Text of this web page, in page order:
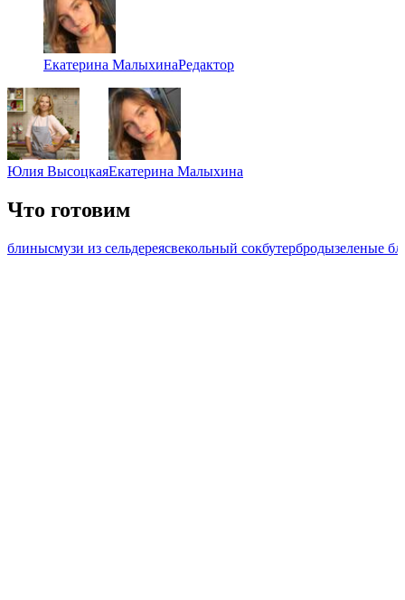
Екатерина МалыхинаРедактор
Юлия ВысоцкаяЕкатерина Малыхина
Что готовим
блинысмузи из сельдереясвекольный сокбутербродызеленые